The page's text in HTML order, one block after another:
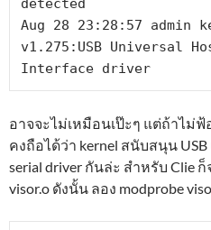
detected
Aug 28 23:28:57 admin
v1.275:USB Universal
Interface driver
อาจจะไม่เหมือนเป๊ะๆ แต่ถ้าไม่ฟ้
คงถือได้ว่า kernel สนับสนุน
serial driver กันล่ะ สำหรับ Clie
visor.o ดังนั้น ลอง modprobe